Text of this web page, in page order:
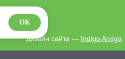
Дизайн сайта — Indigo Amigo
ОК